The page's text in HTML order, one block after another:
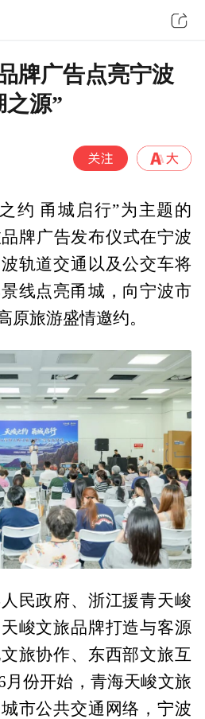
牌广告点亮宁波
之源”
约 甬城启行”为主题的
牌广告发布仪式在宁波
轨道交通以及公交车将
线点亮甬城，向宁波市
原旅游盛情邀约。
民政府、浙江援青天峻
峻文旅品牌打造与客源
旅协作、东西部文旅互
份开始，青海天峻文旅
市公共交通网络，宁波